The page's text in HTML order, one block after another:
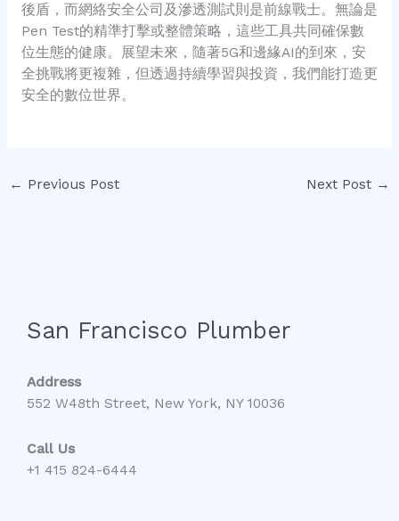
後盾，而網絡安全公司及滲透測試則是前線戰士。無論是
Pen Test的精準打擊或整體策略，這些工具共同確保數
位生態的健康。展望未來，隨著5G和邊緣AI的到來，安
全挑戰將更複雜，但透過持續學習與投資，我們能打造更
安全的數位世界。
← Previous Post Next Post →
San Francisco Plumber
Address
552 W48th Street, New York, NY 10036
Call Us
+1 415 824-6444